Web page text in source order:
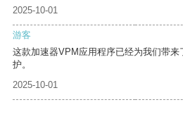
2025-10-01
游客
这款加速器VPM应用程序已经为我们带
护。
2025-10-01